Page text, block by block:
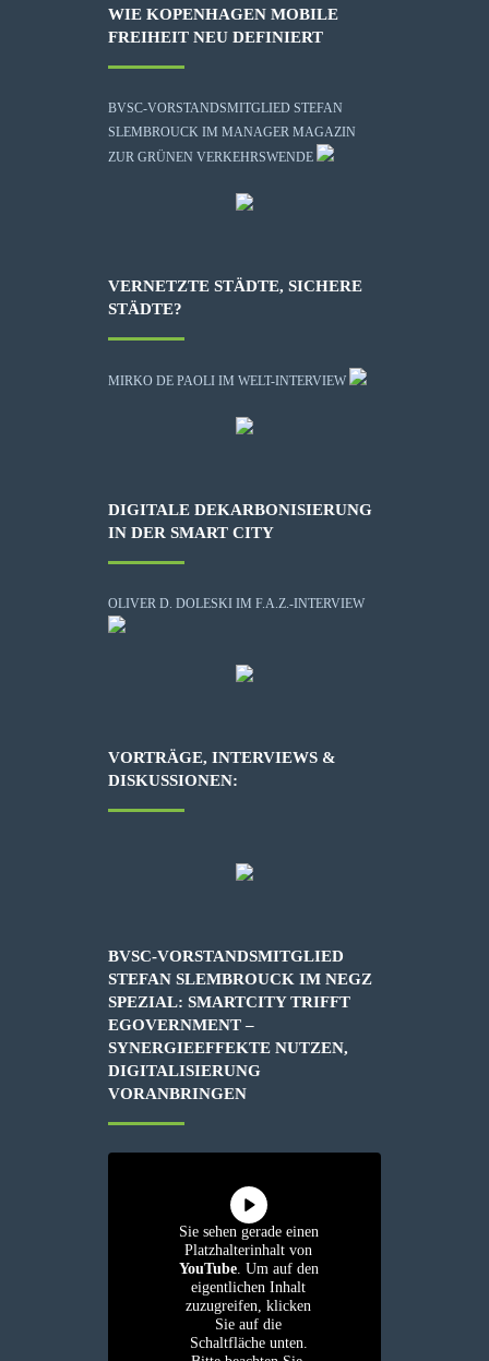
WIE KOPENHAGEN MOBILE
FREIHEIT NEU DEFINIERT
BVSC-VORSTANDSMITGLIED STEFAN
SLEMBROUCK IM MANAGER MAGAZIN
ZUR GRÜNEN VERKEHRSWENDE
VERNETZTE STÄDTE, SICHERE
STÄDTE?
MIRKO DE PAOLI IM WELT-INTERVIEW
DIGITALE DEKARBONISIERUNG
IN DER SMART CITY
OLIVER D. DOLESKI IM F.A.Z.-INTERVIEW
VORTRÄGE, INTERVIEWS &
DISKUSSIONEN:
BVSC-VORSTANDSMITGLIED
STEFAN SLEMBROUCK IM NEGZ
SPEZIAL: SMARTCITY TRIFFT
EGOVERNMENT –
SYNERGIEEFFEKTE NUTZEN,
DIGITALISIERUNG
VORANBRINGEN
Sie sehen gerade einen
Platzhalterinhalt von
YouTube. Um auf den
eigentlichen Inhalt
zuzugreifen, klicken
Sie auf die
Schaltfläche unten.